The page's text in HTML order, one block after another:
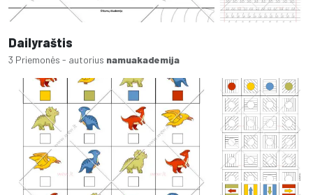
Dailyraštis
3 Priemonės - autorius namuakademija